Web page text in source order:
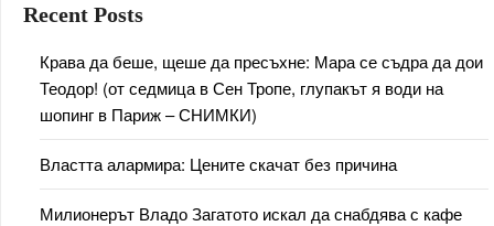
Recent Posts
Крава да беше, щеше да пресъхне: Мара се съдра да дои
Теодор! (от седмица в Сен Тропе, глупакът я води на
шопинг в Париж – СНИМКИ)
Властта алармира: Цените скачат без причина
Милионерът Владо Загатото искал да снабдява с кафе